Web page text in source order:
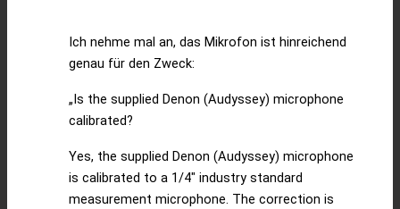
Ich nehme mal an, das Mikrofon ist hinreichend
genau für den Zweck:
„Is the supplied Denon (Audyssey) microphone
calibrated?
Yes, the supplied Denon (Audyssey) microphone
is calibrated to a 1/4″ industry standard
measurement microphone. The correction is